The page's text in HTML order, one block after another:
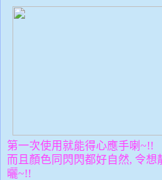
第一次使用就能得心應手喇~!!
而且顏色同閃閃都好自然, 令想
曬~!!